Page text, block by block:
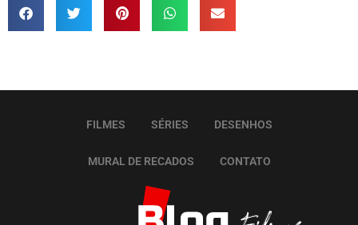
FILMES SÉRIES DESENHOS
MURAL DE RECADOS CONTATO